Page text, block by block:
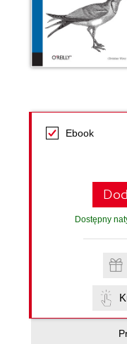
Ebook
Dostępny